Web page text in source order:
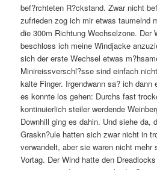
bef?rchteten R?ckstand. Zwar nicht
zufrieden zog ich mir etwas taumelnd
die 300m Richtung Wechselzone. Der
beschloss ich meine Windjacke
sich der erste Wechsel etwas
Minireissverschl?sse sind einfach
kalte Finger. Irgendwann sa? ich dann
es konnte los gehen: Durchs fast
kontinuierlich steiler werdende
Downhill ging es dahin. Und siehe da,
Graskn?ule hatten sich zwar nicht in
verwandelt, aber sie waren nicht mehr
Vortag. Der Wind hatte den